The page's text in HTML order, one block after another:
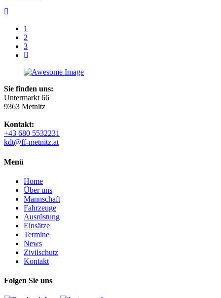
1
2
3
Sie finden uns:
Untermarkt 66
9363 Metnitz
Kontakt:
+43 680 5532231
kdt@ff-metnitz.at
Menü
Home
Über uns
Mannschaft
Fahrzeuge
Ausrüstung
Einsätze
Termine
News
Zivilschutz
Kontakt
Folgen Sie uns